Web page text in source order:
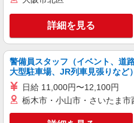
詳細を見る
警備員スタッフ（イベント、道
大型駐車場、JR列車見張りなど）
日給 11,000円〜12,100円
栃木市・小山市・さいたま